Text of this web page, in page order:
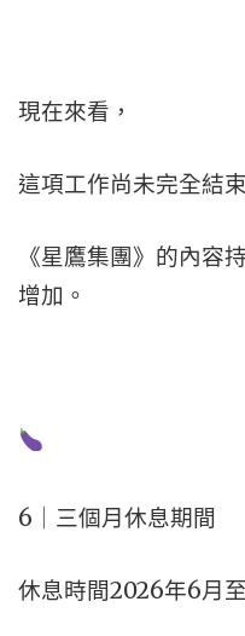
現在來看，
這項工作尚未完全結
《星鷹集團》的內容
增加。
6｜三個月休息期間
休息時間2026年6月